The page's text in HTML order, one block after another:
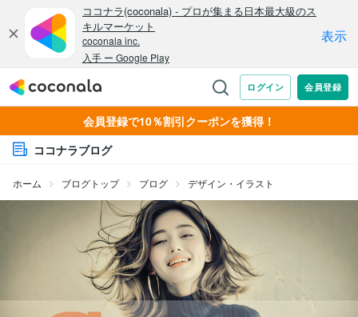
会員登録で10％割引クーポンを獲得！
ココナラブログ
ホーム ブログトップ ブログ デザイン・イラスト